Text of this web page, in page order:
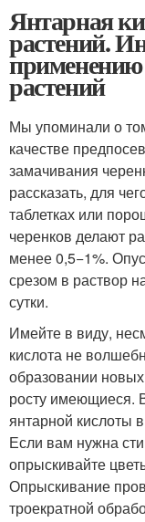
Янтарная
растений.
растений
Мы упоминали о
качестве
замачивания
рассказать, для
таблетках или
черенков делают
менее 0,5−1%.
срезом в раствор
сутки.
Имейте в виду,
кислота не
образовании новых
росту имеющиеся.
янтарной кислоты
Если вам нужна
опрыскивайте
Опрыскивание
троекратной